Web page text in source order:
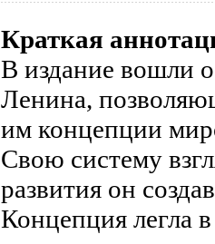
Краткая
В издание вошли
Ленина,
им концепции
Свою систему
развития он
Концепция легла